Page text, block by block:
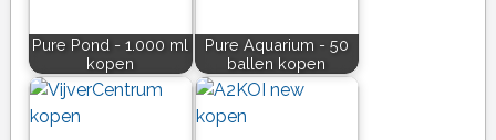
Pure Pond - 1.000 ml
kopen
Pure Aquarium - 50
ballen kopen